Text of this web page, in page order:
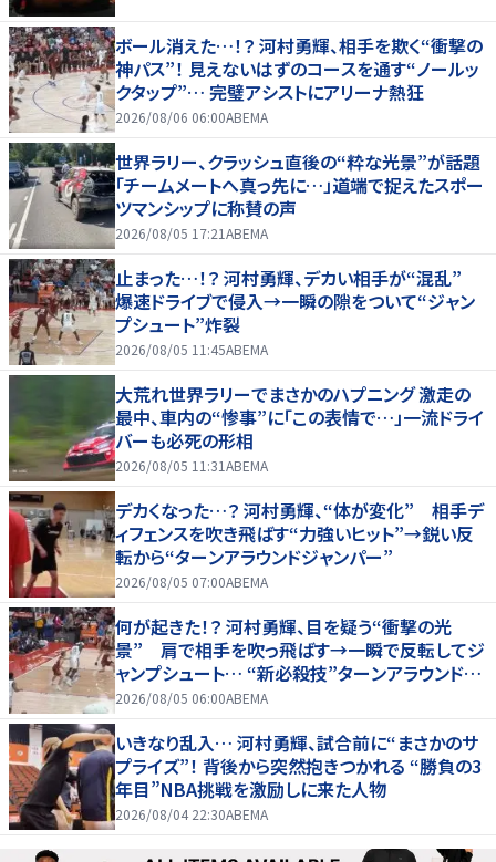
ボール消えた…！？ 河村勇輝、相手を欺く“衝撃の
神パス”！ 見えないはずのコースを通す“ノールッ
クタップ”… 完璧アシストにアリーナ熱狂
2026/08/06 06:00ABEMA
世界ラリー、クラッシュ直後の“粋な光景”が話題
「チームメートへ真っ先に…」道端で捉えたスポー
ツマンシップに称賛の声
2026/08/05 17:21ABEMA
止まった…！？ 河村勇輝、デカい相手が“混乱”
爆速ドライブで侵入→一瞬の隙をついて“ジャン
プシュート”炸裂
2026/08/05 11:45ABEMA
大荒れ世界ラリーでまさかのハプニング 激走の
最中、車内の“惨事”に「この表情で…」一流ドライ
バーも必死の形相
2026/08/05 11:31ABEMA
デカくなった…？ 河村勇輝、“体が変化” 相手デ
ィフェンスを吹き飛ばす“力強いヒット”→鋭い反
転から“ターンアラウンドジャンパー”
2026/08/05 07:00ABEMA
何が起きた！？ 河村勇輝、目を疑う“衝撃の光
景” 肩で相手を吹っ飛ばす→一瞬で反転してジ
ャンプシュート… “新必殺技”ターンアラウンドジ
ャンパー炸裂
2026/08/05 06:00ABEMA
いきなり乱入… 河村勇輝、試合前に“まさかのサ
プライズ”！ 背後から突然抱きつかれる “勝負の3
年目”NBA挑戦を激励しに来た人物
2026/08/04 22:30ABEMA